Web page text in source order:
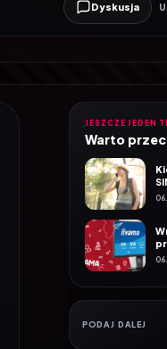
Dyskusja
Warto
PODAJ DALEJ